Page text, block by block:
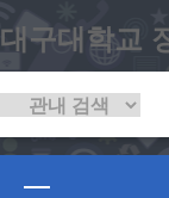
대구대학교